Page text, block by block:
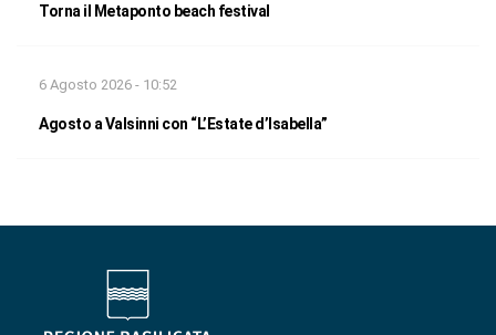
Torna il Metaponto beach festival
6 Agosto 2026 - 10:52
Agosto a Valsinni con “L’Estate d’Isabella”